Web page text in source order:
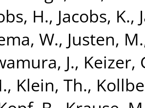
H., Jacobs, K.,
W., Justen, M.
J., Keizer,
, Klein, Th.,